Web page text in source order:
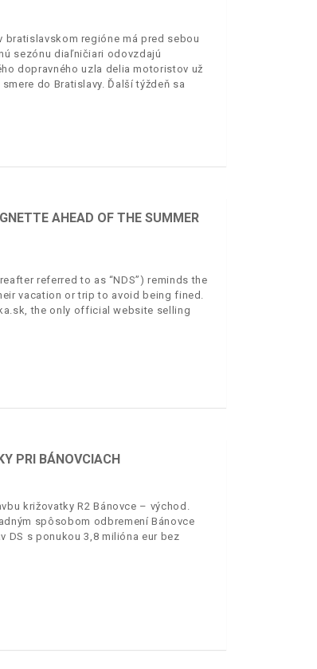
bratislavskom regióne má pred sebou
sezónu diaľničiari odovzdajú
dopravného uzla delia motoristov už
do Bratislavy. Ďalší týždeň sa
AHEAD OF THE SUMMER
referred to as “NDS”) reminds the
vacation or trip to avoid being fined.
the only official website selling
PRI BÁNOVCIACH
križovatky R2 Bánovce – východ.
spôsobom odbremení Bánovce
DS s ponukou 3,8 milióna eur bez